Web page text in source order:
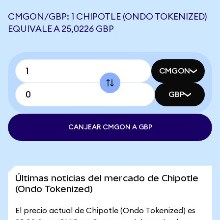
CMGON/GBP: 1 CHIPOTLE (ONDO TOKENIZED)
EQUIVALE A 25,0226 GBP
CMGON
GBP
CANJEAR CMGON A GBP
Últimas noticias del mercado de Chipotle
(Ondo Tokenized)
El precio actual de Chipotle (Ondo Tokenized) es